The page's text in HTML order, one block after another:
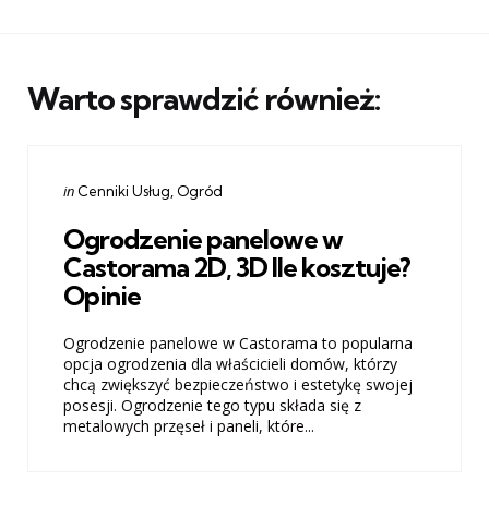
Warto sprawdzić również:
Categories
Posted
in Cenniki Usług Ogród
Ogrodzenie panelowe w
Castorama 2D, 3D Ile kosztuje?
Opinie
Ogrodzenie panelowe w Castorama to popularna
opcja ogrodzenia dla właścicieli domów, którzy
chcą zwiększyć bezpieczeństwo i estetykę swojej
posesji. Ogrodzenie tego typu składa się z
metalowych przęseł i paneli, które...